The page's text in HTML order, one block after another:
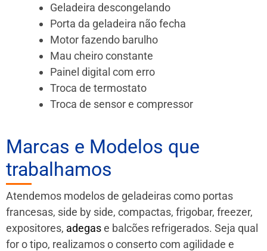
Geladeira descongelando
Porta da geladeira não fecha
Motor fazendo barulho
Mau cheiro constante
Painel digital com erro
Troca de termostato
Troca de sensor e compressor
Marcas e Modelos que
trabalhamos
Atendemos modelos de geladeiras como portas
francesas, side by side, compactas, frigobar, freezer,
expositores, adegase balcões refrigerados. Seja qual
for o tipo, realizamos o conserto com agilidade e